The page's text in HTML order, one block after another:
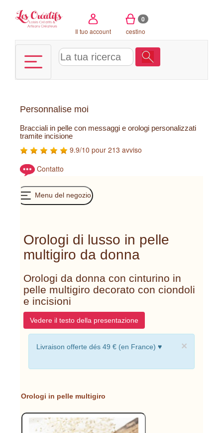
Il tuo account
0
cestino
Personnalise moi
Bracciali in pelle con messaggi e orologi personalizzati
tramite incisione
9.9/10 pour 213 avviso
Contatto
Menu del negozio
Orologi di lusso in pelle
multigiro da donna
Orologi da donna con cinturino in
pelle multigiro decorato con ciondoli
e incisioni
Vedere il testo della presentazione
×
Livraison offerte dés 49 € (en France) ♥
Orologi in pelle multigiro